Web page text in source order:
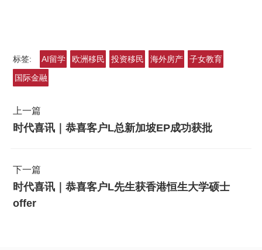
标签: AI留学 欧洲移民 投资移民 海外房产 子女教育
国际金融
上一篇
时代喜讯｜恭喜客户L总新加坡EP成功获批
下一篇
时代喜讯｜恭喜客户L先生获香港恒生大学硕士
offer